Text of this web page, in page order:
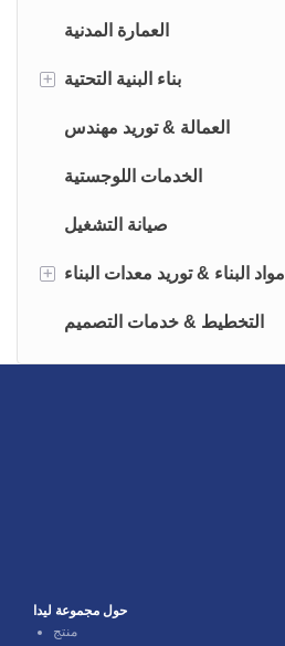
دفيئة
محطة المطار
مزرعة
متجر الهياكل الفولاذية
قاعة المعرض
بيت التبريد
مستودع
مصنع
العمارة المدنية
+ بناء البنية التحتية
أعمال الأساس
ثلاثة لوازم وتسوية واحدة
العمالة & توريد مهندس
الخدمات اللوجستية
صيانة التشغيل
+ مواد البناء & توريد معدات البناء
سور
لوح مركب
التخطيط & خدمات التصميم
حول مجموعة ليدا
منتج